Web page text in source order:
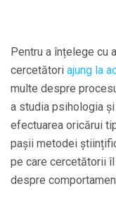
Pentru a înțelege cu
cercetători ajung la
multe despre
a studia psihologia
efectuarea oricărui
pașii metodei
pe care cercetătorii
despre